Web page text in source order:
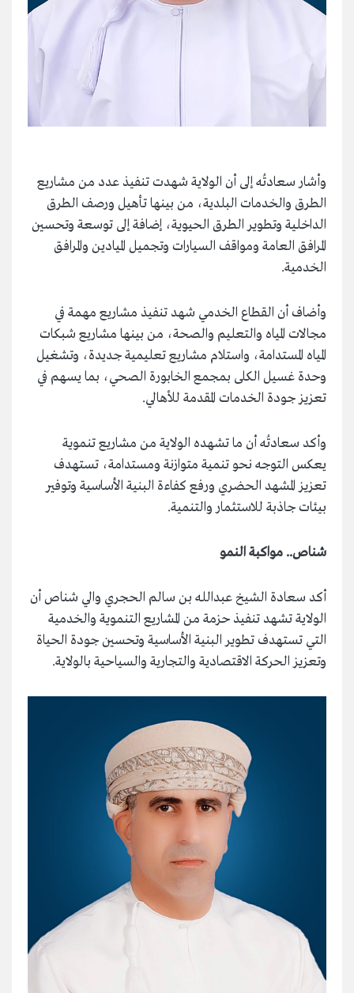
وأشار سعادتُه إلى أن الولاية شهدت تنفيذ عدد من مشاريع
الطرق والخدمات البلدية، من بينها تأهيل ورصف الطرق
الداخلية وتطوير الطرق الحيوية، إضافة إلى توسعة وتحسين
المرافق العامة ومواقف السيارات وتجميل الميادين والمرافق
الخدمية.
وأضاف أن القطاع الخدمي شهد تنفيذ مشاريع مهمة في
مجالات المياه والتعليم والصحة، من بينها مشاريع شبكات
المياه المستدامة، واستلام مشاريع تعليمية جديدة، وتشغيل
وحدة غسيل الكلى بمجمع الخابورة الصحي، بما يسهم في
تعزيز جودة الخدمات المقدمة للأهالي.
وأكد سعادتُه أن ما تشهده الولاية من مشاريع تنموية
يعكس التوجه نحو تنمية متوازنة ومستدامة، تستهدف
تعزيز المشهد الحضري ورفع كفاءة البنية الأساسية وتوفير
بيئات جاذبة للاستثمار والتنمية.
شناص.. مواكبة النمو
أكد سعادة الشيخ عبدالله بن سالم الحجري والي شناص أن
الولاية تشهد تنفيذ حزمة من المشاريع التنموية والخدمية
التي تستهدف تطوير البنية الأساسية وتحسين جودة الحياة
وتعزيز الحركة الاقتصادية والتجارية والسياحية بالولاية.